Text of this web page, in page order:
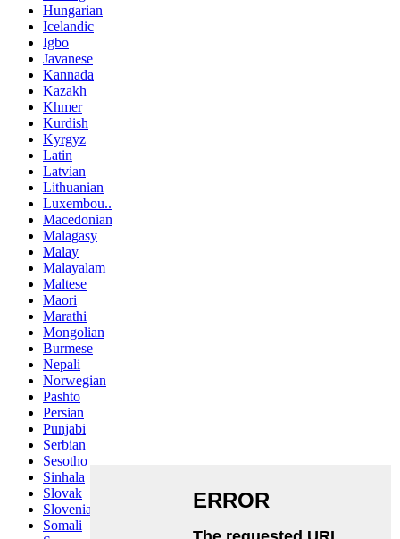
Hungarian
Icelandic
Igbo
Javanese
Kannada
Kazakh
Khmer
Kurdish
Kyrgyz
Latin
Latvian
Lithuanian
Luxembou..
Macedonian
Malagasy
Malay
Malayalam
Maltese
Maori
Marathi
Mongolian
Burmese
Nepali
Norwegian
Pashto
Persian
Punjabi
Serbian
Sesotho
Sinhala
Slovak
Slovenian
Somali